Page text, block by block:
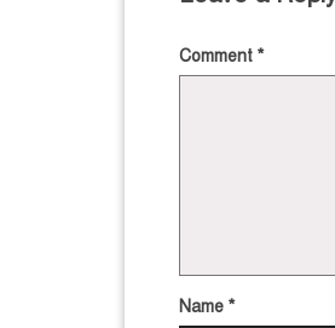
Comment *
Name *